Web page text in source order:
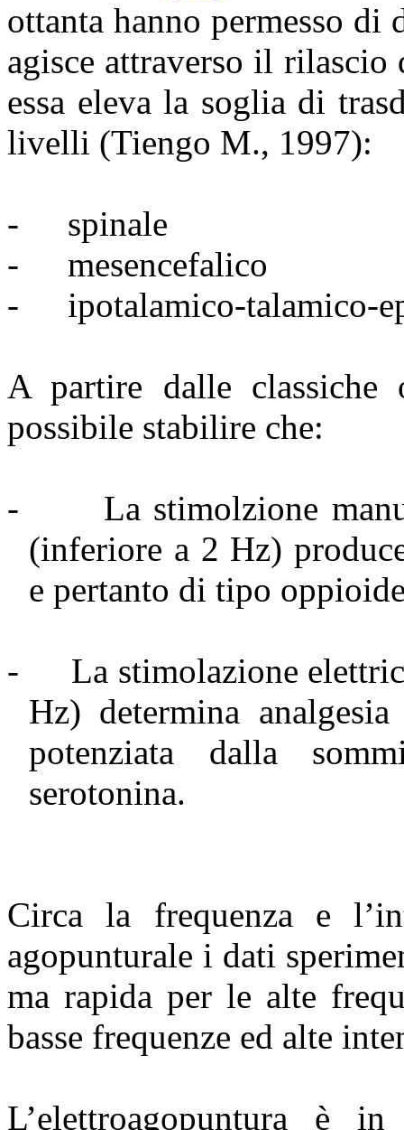
ottanta hanno permesso di
agisce attraverso il
essa eleva la soglia di
livelli (Tiengo M., 1997):
-
spinale
-
mesencefalico
-
ipotalamico-talamico-
A partire dalle classiche
possibile stabilire che:
-
La stimolzione
(inferiore a 2 Hz)
e pertanto di tipo
-
La stimolazione
Hz) determina
potenziata dalla
serotonina.
Circa la frequenza e
agopunturale i dati
ma rapida per le alte
basse frequenze ed alte
L’elettroagopuntura è